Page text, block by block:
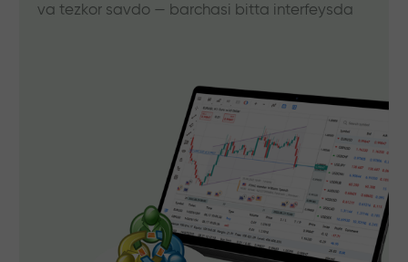
va tezkor savdo — barchasi bitta interfeysda